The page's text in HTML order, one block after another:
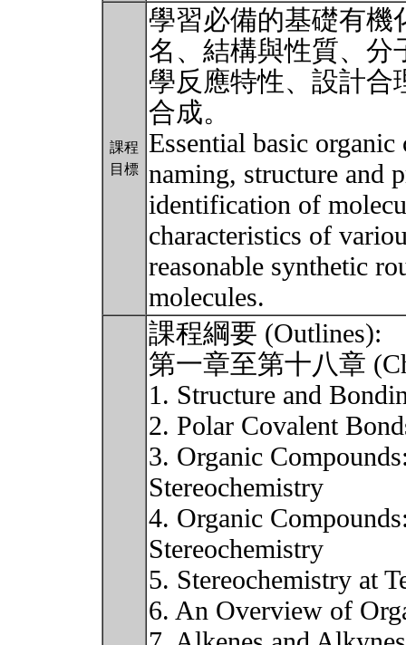
課程
目標
學習必備的基礎有機
名、結構與性質、分
學反應特性、設計合
合成。
Essential basic
naming, structure and
identification of
characteristics of
reasonable synthetic
molecules.
課程綱要 (Outlines):
第一章至第十八章
1. Structure and
2. Polar Covalent
3. Organic
Stereochemistry
4. Organic
Stereochemistry
5. Stereochemistry at
6. An Overview of